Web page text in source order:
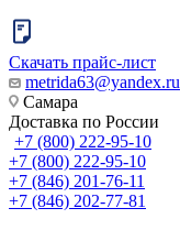
Скачать прайс-лист
metrida63@yandex.ru
Самара
Доставка по России
+7 (800) 222-95-10
+7 (800) 222-95-10
+7 (846) 201-76-11
+7 (846) 202-77-81